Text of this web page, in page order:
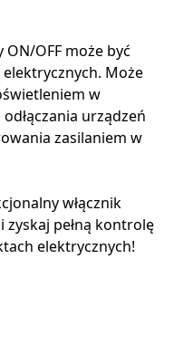
ON/OFF może być
Może
w
urządzeń
zasilaniem w
włącznik
zyskaj pełną kontrolę
elektrycznych!